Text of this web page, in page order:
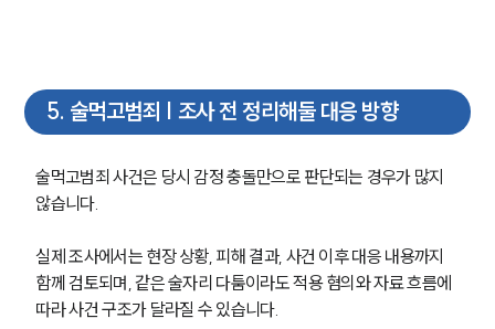
5. 술먹고범죄 | 조사 전 정리해둘 대응 방향
술먹고범죄 사건은 당시 감정 충돌만으로 판단되는 경우가 많지
않습니다.
실제 조사에서는 현장 상황, 피해 결과, 사건 이후 대응 내용까지
함께 검토되며, 같은 술자리 다툼이라도 적용 혐의와 자료 흐름에
따라 사건 구조가 달라질 수 있습니다.